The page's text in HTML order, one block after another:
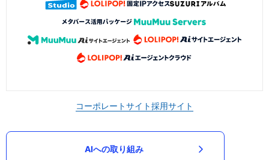
コーポレートサイト採用サイト
AIへの取り組み